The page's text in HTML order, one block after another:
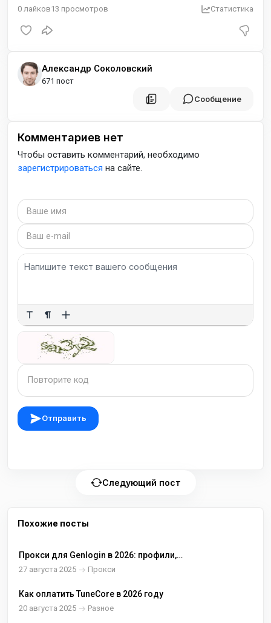
0 лайков13 просмотров Статистика
Александр Соколовский
671 пост
Сообщение
Комментариев нет
Чтобы оставить комментарий, необходимо
зарегистрироваться на сайте.
Отправить
Следующий пост
Похожие посты
Прокси для Genlogin в 2026: профили,
статичные IP и стабильные сессии
27 августа 2025 Прокси
Как оплатить TuneCore в 2026 году
20 августа 2025 Разное